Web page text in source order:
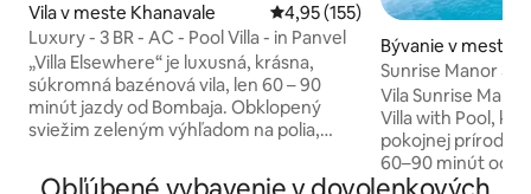
Vila v meste Khanavale Priemerné ohodnotenie 4,95 z
4,95 (155)
Luxury - 3 BR - AC - Pool Villa - in Panvel
„Villa Elsewhere“ je luxusná, krásna,
súkromná bazénová vila, len 60 – 90
minút jazdy od Bombaja. Obklopený
sviežim zeleným výhľadom na polia,
klimatizáciou, veľkú obývaciu izbu s
Bývanie v meste
Sunrise Manor
vhodná pre
Vila Sunrise
Villa with Pool,
pokojnej prírode
60–90 minút od
dokonalým